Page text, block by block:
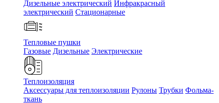
Дизельные электрический Инфракрасный
электрический Стационарные
Тепловые пушки
Газовые Дизельные Электрические
Теплоизоляция
Аксессуары для теплоизоляции Рулоны Трубки Фольма-
ткань